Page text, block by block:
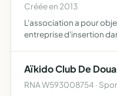
Créée en 2013
L'association a pour
entreprise d'insertion
Aïkido Club De
RNA W593008754 ·